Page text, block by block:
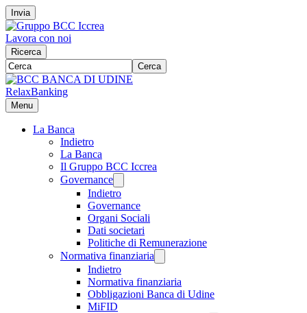
Invia
Lavora con noi
Ricerca
Cerca
RelaxBanking
Menu
La Banca
Indietro
La Banca
Il Gruppo BCC Iccrea
Governance
Indietro
Governance
Organi Sociali
Dati societari
Politiche di Remunerazione
Normativa finanziaria
Indietro
Normativa finanziaria
Obbligazioni Banca di Udine
MiFID